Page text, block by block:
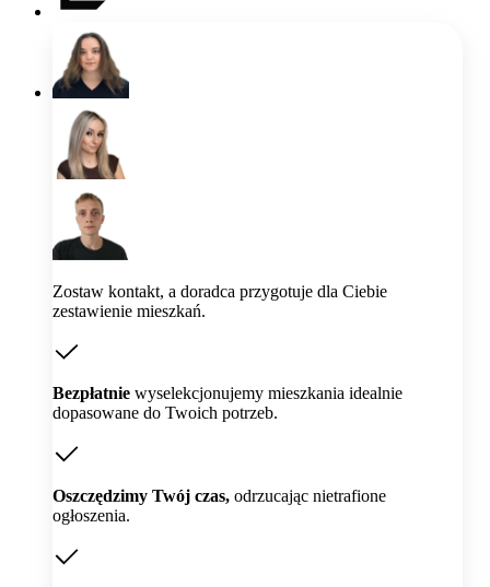
Zostaw kontakt, a doradca przygotuje dla Ciebie
zestawienie mieszkań.
Bezpłatnie wyselekcjonujemy mieszkania idealnie
dopasowane do Twoich potrzeb.
Oszczędzimy Twój czas, odrzucając nietrafione
ogłoszenia.